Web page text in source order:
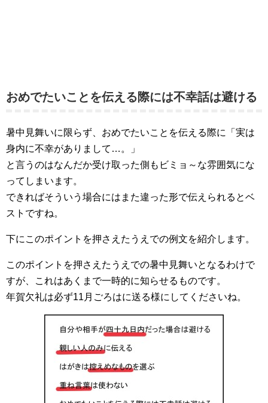
おめでたいことを伝える際には不幸話は避ける
暑中見舞いに限らず、おめでたいことを伝える際に「実は
身内に不幸がありまして…。」
と言うのはなんだか受け取った側もビミョ～な雰囲気にな
ってしまいます。
できればそういう場合にはまた違った形で伝えられるとベ
ストですね。
下にこのポイントを押さえたうえでの例文を紹介します。
このポイントを押さえたうえでの暑中見舞いとなるわけで
すが、これはあくまで一時的に知らせるものです。
年賀欠礼は必ず11月ごろはに送る様にしてくださいね。